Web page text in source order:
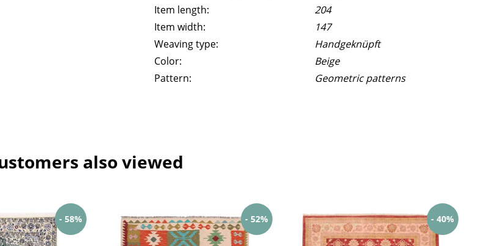
Item length:
204
Item width:
147
Weaving type:
Handgeknüpft
Color:
Beige
Pattern:
Geometric patterns
also viewed
- 58% - 52% - 40%